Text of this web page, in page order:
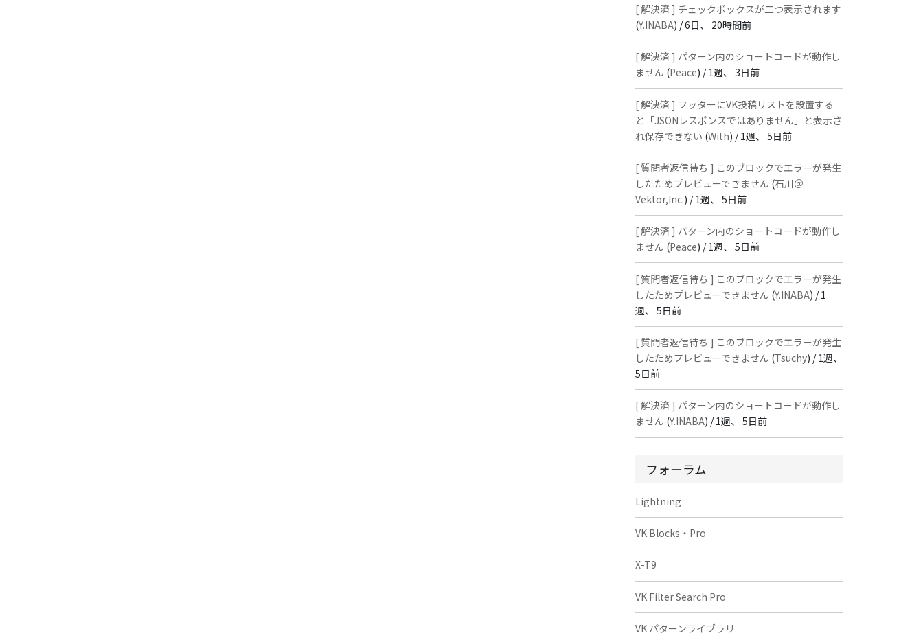
[ 解決済 ] チェックボックスが二つ表示されます
(Y.INABA) /6日、 20時間前
[ 解決済 ] パターン内のショートコードが動作し
ません (Peace) /1週、 3日前
[ 解決済 ] フッターにVK投稿リストを設置する
と「JSONレスポンスではありません」と表示さ
れ保存できない (With) /1週、 5日前
[ 質問者返信待ち ] このブロックでエラーが発生
したためプレビューできません (石川＠
Vektor,Inc.) /1週、 5日前
[ 解決済 ] パターン内のショートコードが動作し
ません (Peace) /1週、 5日前
[ 質問者返信待ち ] このブロックでエラーが発生
したためプレビューできません (Y.INABA) /1
週、 5日前
[ 質問者返信待ち ] このブロックでエラーが発生
したためプレビューできません (Tsuchy) /1週、
5日前
[ 解決済 ] パターン内のショートコードが動作し
ません (Y.INABA) /1週、 5日前
フォーラム
Lightning
VK Blocks・Pro
X-T9
VK Filter Search Pro
VK パターンライブラリ